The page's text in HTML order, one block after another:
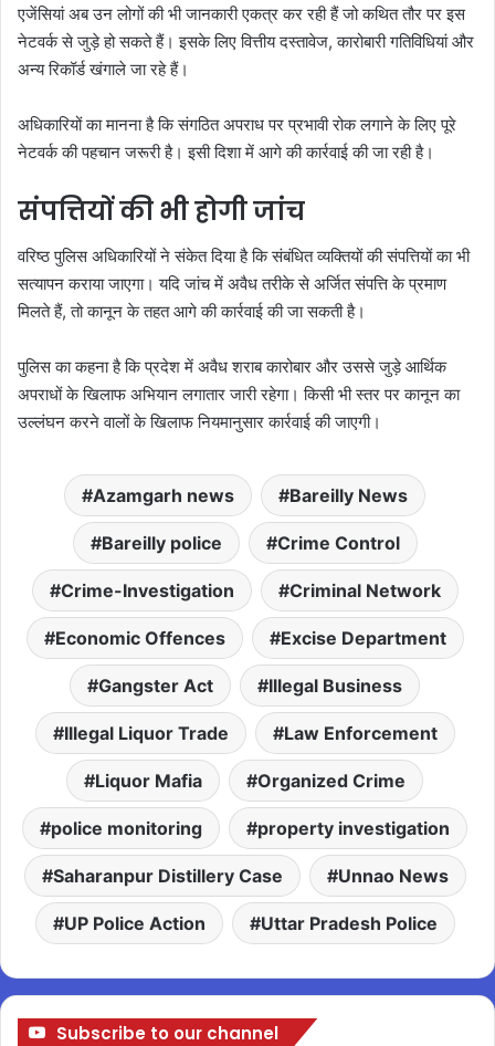
एजेंसियां अब उन लोगों की भी जानकारी एकत्र कर रही हैं जो कथित तौर पर इस
नेटवर्क से जुड़े हो सकते हैं। इसके लिए वित्तीय दस्तावेज, कारोबारी गतिविधियां और
अन्य रिकॉर्ड खंगाले जा रहे हैं।
अधिकारियों का मानना है कि संगठित अपराध पर प्रभावी रोक लगाने के लिए पूरे
नेटवर्क की पहचान जरूरी है। इसी दिशा में आगे की कार्रवाई की जा रही है।
संपत्तियों की भी होगी जांच
वरिष्ठ पुलिस अधिकारियों ने संकेत दिया है कि संबंधित व्यक्तियों की संपत्तियों का भी
सत्यापन कराया जाएगा। यदि जांच में अवैध तरीके से अर्जित संपत्ति के प्रमाण
मिलते हैं, तो कानून के तहत आगे की कार्रवाई की जा सकती है।
पुलिस का कहना है कि प्रदेश में अवैध शराब कारोबार और उससे जुड़े आर्थिक
अपराधों के खिलाफ अभियान लगातार जारी रहेगा। किसी भी स्तर पर कानून का
उल्लंघन करने वालों के खिलाफ नियमानुसार कार्रवाई की जाएगी।
Azamgarh news Bareilly News
Bareilly police Crime Control
Crime-Investigation Criminal Network
Economic Offences Excise Department
Gangster Act Illegal Business
Illegal Liquor Trade Law Enforcement
Liquor Mafia Organized Crime
police monitoring property investigation
Saharanpur Distillery Case Unnao News
UP Police Action Uttar Pradesh Police
Subscribe to our channel